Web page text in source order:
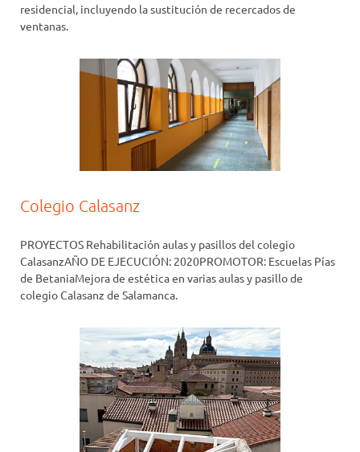
residencial, incluyendo la sustitución de recercados de
ventanas.
Colegio Calasanz
PROYECTOS Rehabilitación aulas y pasillos del colegio
CalasanzAÑO DE EJECUCIÓN: 2020PROMOTOR: Escuelas Pías
de BetaniaMejora de estética en varias aulas y pasillo de
colegio Calasanz de Salamanca.